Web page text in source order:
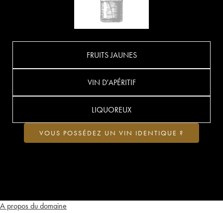
A propos du domaine
FRUITS JAUNES
VIN D'APÉRITIF
LIQUOREUX
VOUS POSSÉDEZ UN VIN IDENTIQUE ?